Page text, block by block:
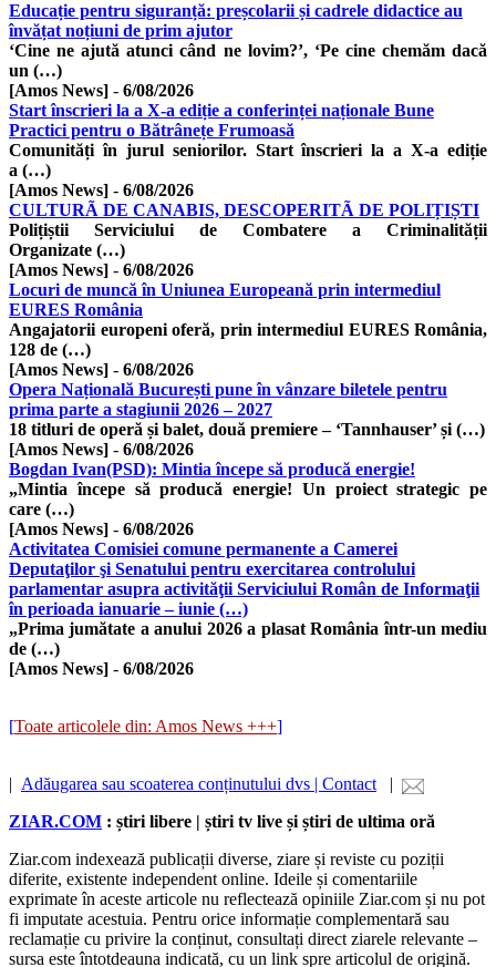
Educație pentru siguranță: preșcolarii și cadrele didactice au
învățat noțiuni de prim ajutor
‘Cine ne ajută atunci când ne lovim?’, ‘Pe cine chemăm dacă
un (…)
[Amos News] - 6/08/2026
Start înscrieri la a X-a ediție a conferinței naționale Bune
Practici pentru o Bătrânețe Frumoasă
Comunități în jurul seniorilor. Start înscrieri la a X-a ediție
a (…)
[Amos News] - 6/08/2026
CULTURÃ DE CANABIS, DESCOPERITÃ DE POLIȚIȘTI
Polițiștii Serviciului de Combatere a Criminalității
Organizate (…)
[Amos News] - 6/08/2026
Locuri de muncă în Uniunea Europeană prin intermediul
EURES România
Angajatorii europeni oferă, prin intermediul EURES România,
128 de (…)
[Amos News] - 6/08/2026
Opera Națională București pune în vânzare biletele pentru
prima parte a stagiunii 2026 – 2027
18 titluri de operă și balet, două premiere – ‘Tannhauser’ și (…)
[Amos News] - 6/08/2026
Bogdan Ivan(PSD): Mintia începe să producă energie!
„Mintia începe să producă energie! Un proiect strategic pe
care (…)
[Amos News] - 6/08/2026
Activitatea Comisiei comune permanente a Camerei
Deputaţilor şi Senatului pentru exercitarea controlului
parlamentar asupra activităţii Serviciului Român de Informaţii
în perioada ianuarie – iunie (…)
„Prima jumătate a anului 2026 a plasat România într-un mediu
de (…)
[Amos News] - 6/08/2026
[Toate articolele din: Amos News +++]
| Adăugarea sau scoaterea conținutului dvs | Contact |
ZIAR.COM : știri libere | știri tv live și știri de ultima oră
Ziar.com indexează publicații diverse, ziare și reviste cu poziții
diferite, existente independent online. Ideile și comentariile
exprimate în aceste articole nu reflectează opiniile Ziar.com și nu pot
fi imputate acestuia. Pentru orice informație complementară sau
reclamație cu privire la conținut, consultați direct ziarele relevante –
sursa este întotdeauna indicată, cu un link spre articolul de origină.